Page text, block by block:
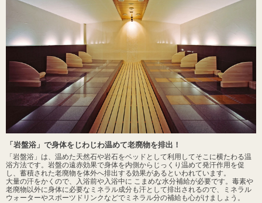
「岩盤浴」で身体をじわじわ温めて老廃物を排出！
「岩盤浴」は、温めた天然石や岩石をベッドとして利用してそこに横たわる温
浴方法です。岩盤の遠赤効果で身体を内側からじっくり温めて発汗作用を促
し、蓄積された老廃物を体外へ排出する効果があるといわれています。
大量の汗をかくので、入浴前や入浴中に こまめな水分補給が必要です。毒素や
老廃物以外に身体に必要なミネラル成分も汗として排出されるので、ミネラル
ウォーターやスポーツドリンクなどでミネラル分の補給も心がけましょう。